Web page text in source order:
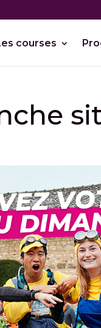
courses